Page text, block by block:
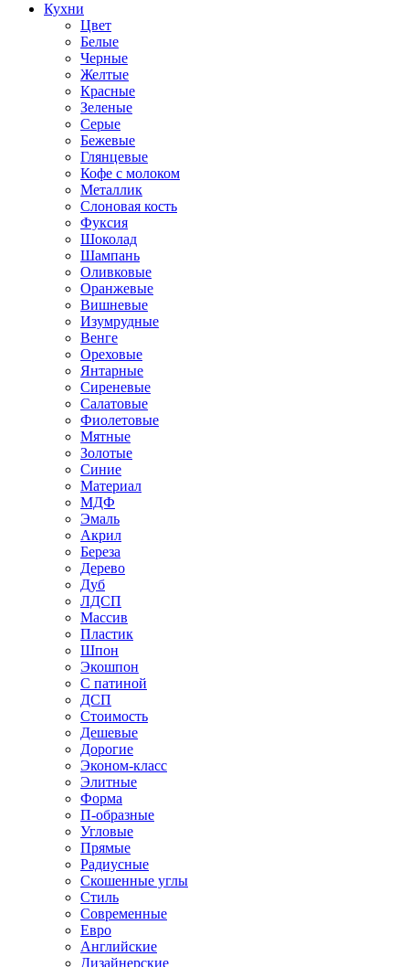
Кухни
Цвет
Белые
Черные
Желтые
Красные
Зеленые
Серые
Бежевые
Глянцевые
Кофе с молоком
Металлик
Слоновая кость
Фуксия
Шоколад
Шампань
Оливковые
Оранжевые
Вишневые
Изумрудные
Венге
Ореховые
Янтарные
Сиреневые
Салатовые
Фиолетовые
Мятные
Золотые
Синие
Материал
МДФ
Эмаль
Акрил
Береза
Дерево
Дуб
ЛДСП
Массив
Пластик
Шпон
Экошпон
С патиной
ДСП
Стоимость
Дешевые
Дорогие
Эконом-класс
Элитные
Форма
П-образные
Угловые
Прямые
Радиусные
Скошенные углы
Стиль
Современные
Евро
Английские
Дизайнерские